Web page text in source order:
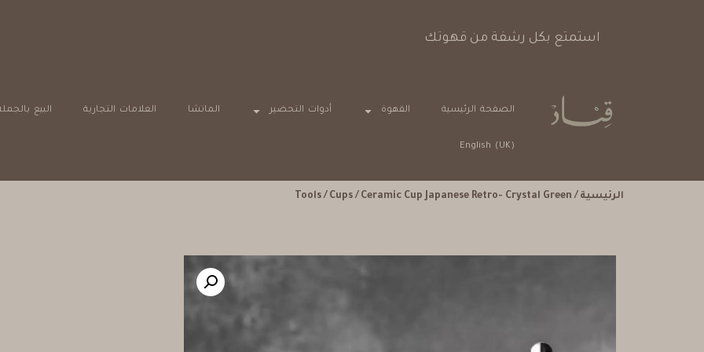
خيارات دفع آمنة
الصفحة الرئيسية القهوة أدوات التحضير الماتشا العلامات التجارية البيع
English (UK)
الرئيسية /
Tools/ Cups/ Ceramic Cup Japanese Retro- Crystal Green